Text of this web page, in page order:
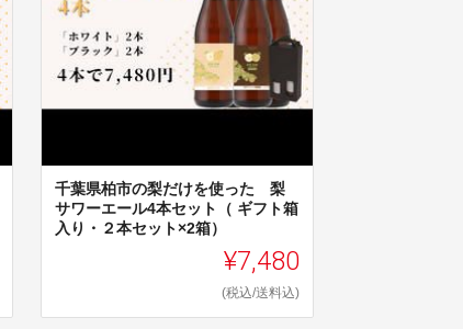
千葉県柏市の梨だけを使った 梨
サワーエール4本セット（ ギフト箱
入り・２本セット×2箱）
¥7,480
(税込/送料込)